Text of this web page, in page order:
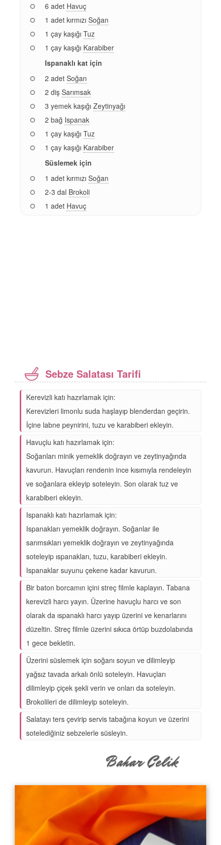
6 adet Havuç
1 adet kırmızı Soğan
1 çay kaşığı Tuz
1 çay kaşığı Karabiber
Ispanaklı kat için
2 adet Soğan
2 diş Sarımsak
3 yemek kaşığı Zeytinyağı
2 bağ Ispanak
1 çay kaşığı Tuz
1 çay kaşığı Karabiber
Süslemek için
1 adet kırmızı Soğan
2-3 dal Brokoli
1 adet Havuç
Sebze Salatası Tarifi
Kerevizli katı hazırlamak için:
Kerevizleri limonlu suda haşlayıp blenderdan geçirin.
İçine labne peynirini, tuzu ve karabiberi ekleyin.
Havuçlu katı hazırlamak için:
Soğanları minik yemeklik doğrayın ve zeytinyağında
kavurun. Havuçları rendenin ince kısımıyla rendeleyin
ve soğanlara ekleyip soteleyin. Son olarak tuz ve
karabiberi ekleyin.
Ispanaklı katı hazırlamak için:
Ispanakları yemeklik doğrayın. Soğanlar ile
sarımsıkları yemeklik doğrayın ve zeytinyağında
soteleyip ıspanakları, tuzu, karabiberi ekleyin.
Ispanaklar suyunu çekene kadar kavurun.
Bir baton borcamın içini streç filmle kaplayın. Tabana
kerevizli harcı yayın. Üzerine havuçlu harcı ve son
olarak da ıspanaklı harcı yayıp üzerini ve kenarlarını
düzeltin. Streç filmle üzerini sıkıca örtüp buzdolabında
1 gece bekletin.
Üzerini süslemek için soğanı soyun ve dilimleyip
yağsız tavada arkalı önlü soteleyin. Havuçları
dilimleyip çiçek şekli verin ve onları da soteleyin.
Brokolileri de dilimleyip soteleyin.
Salatayı ters çevirip servis tabağına koyun ve üzerini
sotelediğiniz sebzelerle süsleyin.